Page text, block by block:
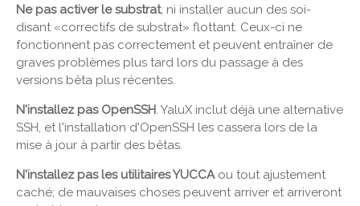
Ne pas activer le substrat, ni installer aucun des soi-
disant «correctifs de substrat» flottant. Ceux-ci ne
fonctionnent pas correctement et peuvent entraîner de
graves problèmes plus tard lors du passage à des
versions bêta plus récentes.
N'installez pas OpenSSH. YaluX inclut déjà une alternative
SSH, et l'installation d'OpenSSH les cassera lors de la
mise à jour à partir des bêtas.
N'installez pas les utilitaires YUCCAou tout ajustement
caché; de mauvaises choses peuvent arriver et arriveront